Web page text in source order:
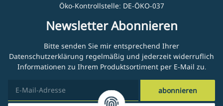
Öko-Kontrollstelle: DE-ÖKO-037
Newsletter Abonnieren
Bitte senden Sie mir entsprechend Ihrer
Datenschutzerklärung regelmäßig und jederzeit widerruflich
Informationen zu Ihrem Produktsortiment per E-Mail zu.
abonnieren